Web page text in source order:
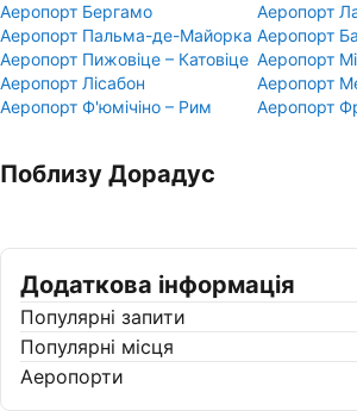
Аеропорт Бергамо
Аеропорт
Аеропорт Пальма-де-Майорка Аеропорт
Аеропорт Пижовіце – Катовіце Аеропорт
Аеропорт Лісабон
Аеропорт
Аеропорт Ф'юмічіно – Рим
Аеропорт
Поблизу Дорадус
Додаткова інформація
Популярні запити
Популярні місця
Аеропорти